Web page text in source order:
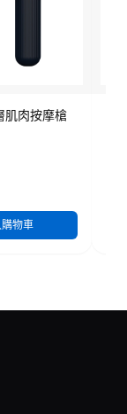
肌肉按摩槍
物車